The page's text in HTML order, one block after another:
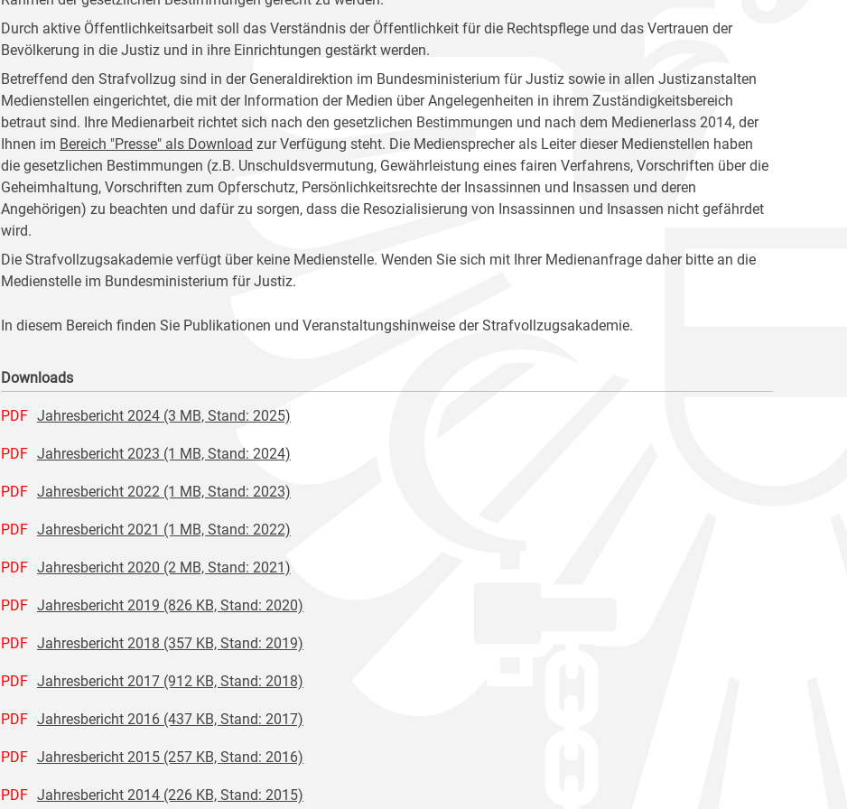
Durch aktive Öffentlichkeitsarbeit soll das Verständnis der Öffentlichkeit für die Rechtspflege und das Vertrauen der
Bevölkerung in die Justiz und in ihre Einrichtungen gestärkt werden.
Betreffend den Strafvollzug sind in der Generaldirektion im Bundesministerium für Justiz sowie in allen Justizanstalten
Medienstellen eingerichtet, die mit der Information der Medien über Angelegenheiten in ihrem Zuständigkeitsbereich
betraut sind. Ihre Medienarbeit richtet sich nach den gesetzlichen Bestimmungen und nach dem Medienerlass 2014, der
Ihnen im Bereich "Presse" als Download zur Verfügung steht. Die Mediensprecher als Leiter dieser Medienstellen haben
die gesetzlichen Bestimmungen (z.B. Unschuldsvermutung, Gewährleistung eines fairen Verfahrens, Vorschriften über die
Geheimhaltung, Vorschriften zum Opferschutz, Persönlichkeitsrechte der Insassinnen und Insassen und deren
Angehörigen) zu beachten und dafür zu sorgen, dass die Resozialisierung von Insassinnen und Insassen nicht gefährdet
wird.
Die Strafvollzugsakademie verfügt über keine Medienstelle. Wenden Sie sich mit Ihrer Medienanfrage daher bitte an die
Medienstelle im Bundesministerium für Justiz.
In diesem Bereich finden Sie Publikationen und Veranstaltungshinweise der Strafvollzugsakademie.
Downloads
PDF Jahresbericht 2024 (3 MB, Stand: 2025)
PDF Jahresbericht 2023 (1 MB, Stand: 2024)
PDF Jahresbericht 2022 (1 MB, Stand: 2023)
PDF Jahresbericht 2021 (1 MB, Stand: 2022)
PDF Jahresbericht 2020 (2 MB, Stand: 2021)
PDF Jahresbericht 2019 (826 KB, Stand: 2020)
PDF Jahresbericht 2018 (357 KB, Stand: 2019)
PDF Jahresbericht 2017 (912 KB, Stand: 2018)
PDF Jahresbericht 2016 (437 KB, Stand: 2017)
PDF Jahresbericht 2015 (257 KB, Stand: 2016)
PDF Jahresbericht 2014 (226 KB, Stand: 2015)